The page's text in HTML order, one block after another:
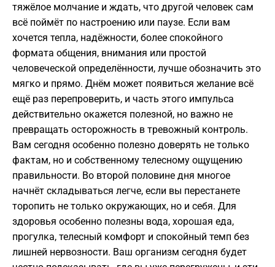
тяжёлое молчание и ждать, что другой человек сам
всё поймёт по настроению или паузе. Если вам
хочется тепла, надёжности, более спокойного
формата общения, внимания или простой
человеческой определённости, лучше обозначить это
мягко и прямо. Днём может появиться желание всё
ещё раз перепроверить, и часть этого импульса
действительно окажется полезной, но важно не
превращать осторожность в тревожный контроль.
Вам сегодня особенно полезно доверять не только
фактам, но и собственному телесному ощущению
правильности. Во второй половине дня многое
начнёт складываться легче, если вы перестанете
торопить не только окружающих, но и себя. Для
здоровья особенно полезны вода, хорошая еда,
прогулка, телесный комфорт и спокойный темп без
лишней нервозности. Ваш организм сегодня будет